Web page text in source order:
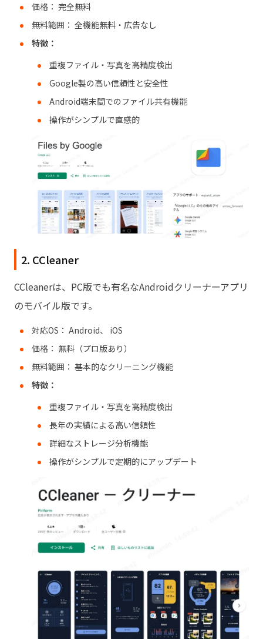
価格： 完全無料
無料範囲： 全機能無料・広告なし
特徴：
重複ファイル・写真を高精度検出
Google製の高い信頼性と安全性
Android端末間でのファイル共有機能
操作がシンプルで直感的
2. CCleaner
CCleanerは、PC版でも有名なAndroidクリーナーアプリ
のモバイル版です。
対応OS： Android、 iOS
価格： 無料（プロ版あり）
無料範囲： 基本的なクリーニング機能
特徴：
重複ファイル・写真を高精度検出
長年の実績による高い信頼性
詳細なストレージ分析機能
操作がシンプルで定期的にアップデート